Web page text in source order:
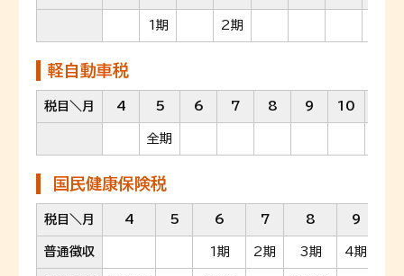
1期 2期
軽自動車税
税目＼月 4 5 6 7 8 9 10
全期
国民健康保険税
税目＼月 4 5 6 7 8 9
普通徴収 1期 2期 3期 4期